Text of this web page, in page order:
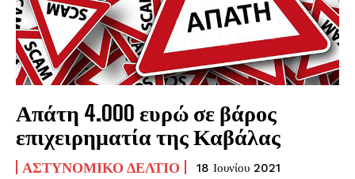
Απάτη 4.000 ευρώ σε βάρος
επιχειρηματία της Καβάλας
ΑΣΤΥΝΟΜΙΚΌ ΔΕΛΤΊΟ 18 Ιουνίου 2021